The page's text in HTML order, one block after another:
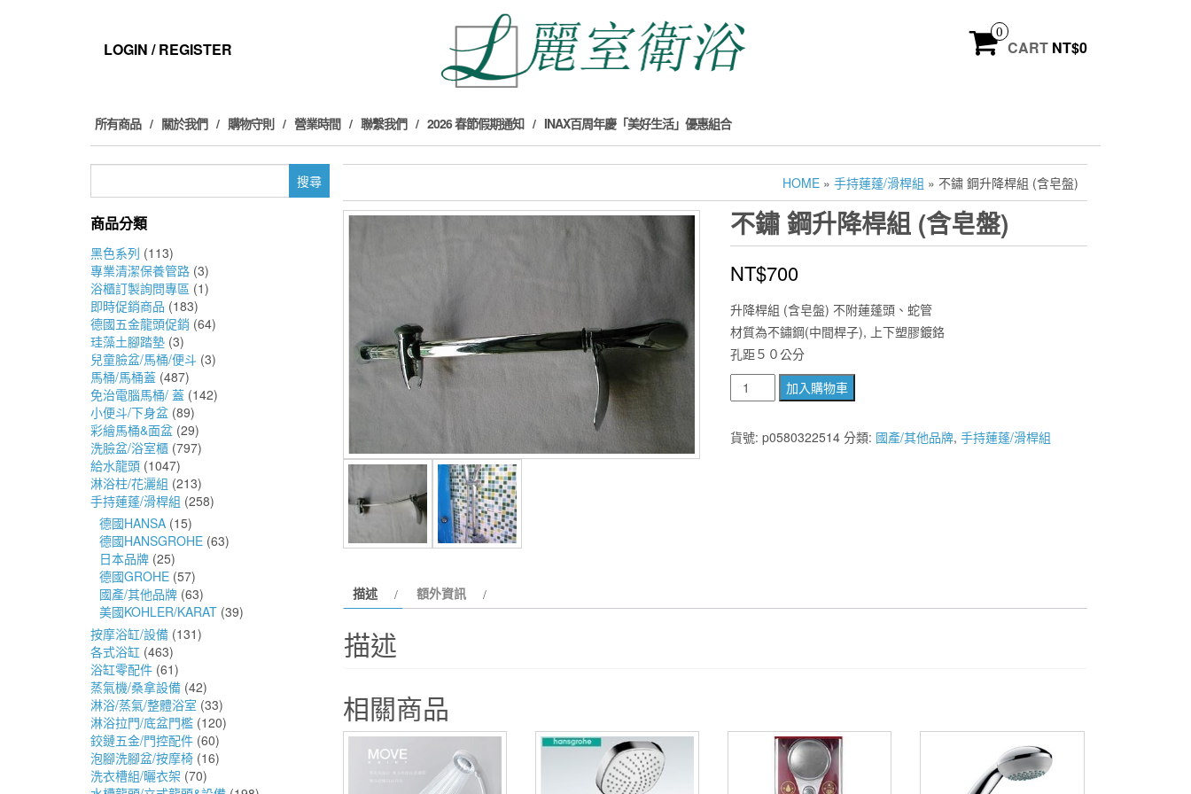
LOGIN / REGISTER
0
CART NT$0
所有商品 關於我們 購物守則 營業時間 聯繫我們 2026 春節假期通知 INAX百周年慶「美好生活」優惠組合
鍵
商品分類
黑色系列 (113)
專業清潔保養管路 (3)
浴櫃訂製詢問專區 (1)
即時促銷商品 (183)
德國五金龍頭促銷 (64)
珪藻土腳踏墊 (3)
兒童臉盆/馬桶/便斗 (3)
馬桶/馬桶蓋 (487)
免治電腦馬桶/ 蓋 (142)
小便斗/下身盆 (89)
彩繪馬桶&面盆 (29)
洗臉盆/浴室櫃 (797)
給水龍頭 (1047)
淋浴柱/花灑組 (213)
手持蓮蓬/滑桿組 (258)
德國HANSA (15)
德國HANSGROHE (63)
日本品牌 (25)
德國GROHE (57)
國產/其他品牌 (63)
美國KOHLER/KARAT (39)
按摩浴缸/設備 (131)
各式浴缸 (463)
浴缸零配件 (61)
蒸氣機/桑拿設備 (42)
淋浴/蒸氣/整體浴室 (33)
淋浴拉門/底盆門檻 (120)
鉸鏈五金/門控配件 (60)
泡腳洗腳盆/按摩椅 (16)
洗衣槽組/曬衣架 (70)
HOME » 手持蓮蓬/滑桿組 » 不鏽 鋼升降桿組 (含皂盤)
不鏽 鋼升降桿組 (含皂盤)
NT$700
升降桿組 (含皂盤) 不附蓮蓬頭、蛇管
材質為不鏽鋼(中間桿子), 上下塑膠鍍鉻
孔距５０公分
鏽
鋼
升
數
加入購物車
貨號: p0580322514 分類: 國產/其他品牌, 手持蓮蓬/滑桿組
描述 額外資訊
描述
相關商品